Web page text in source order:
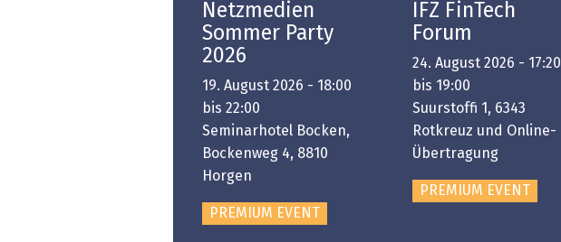
Netzmedien
Sommer Party
2026
19. August 2026 - 18:00
bis 22:00
Seminarhotel Bocken,
Bockenweg 4, 8810
Horgen
PREMIUM EVENT
IFZ FinTech
Forum
24. August 2026 - 17:20
bis 19:00
Suurstoffi 1, 6343
Rotkreuz und Online-
Übertragung
PREMIUM EVENT